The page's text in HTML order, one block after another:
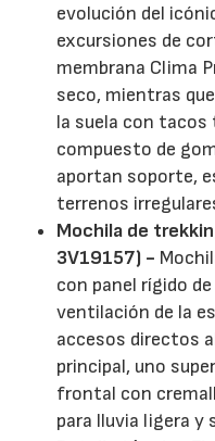
evolución del
excursiones de
membrana Clima
seco, mientras
la suela con
compuesto de
aportan soporte,
terrenos
Mochila de
3V19157) -
con panel rígido
ventilación de la
accesos directos
principal, uno
frontal con
para lluvia ligera y